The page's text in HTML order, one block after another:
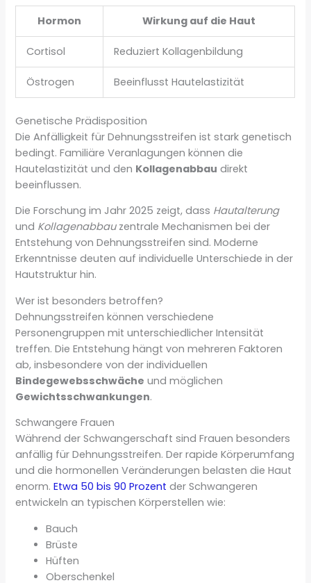
Hormon Wirkung auf die Haut
Cortisol Reduziert Kollagenbildung
Östrogen Beeinflusst Hautelastizität
Genetische Prädisposition
Die Anfälligkeit für Dehnungsstreifen ist stark genetisch
bedingt. Familiäre Veranlagungen können die
Hautelastizität und den Kollagenabbau direkt
beeinflussen.
Die Forschung im Jahr 2025 zeigt, dass Hautalterung
und Kollagenabbauzentrale Mechanismen bei der
Entstehung von Dehnungsstreifen sind. Moderne
Erkenntnisse deuten auf individuelle Unterschiede in der
Hautstruktur hin.
Wer ist besonders betroffen?
Dehnungsstreifen können verschiedene
Personengruppen mit unterschiedlicher Intensität
treffen. Die Entstehung hängt von mehreren Faktoren
ab, insbesondere von der individuellen
Bindegewebsschwäche und möglichen
Gewichtsschwankungen.
Schwangere Frauen
Während der Schwangerschaft sind Frauen besonders
anfällig für Dehnungsstreifen. Der rapide Körperumfang
und die hormonellen Veränderungen belasten die Haut
enorm.Etwa 50 bis 90 Prozent der Schwangeren
entwickeln an typischen Körperstellen wie:
Bauch
Brüste
Hüften
Oberschenkel